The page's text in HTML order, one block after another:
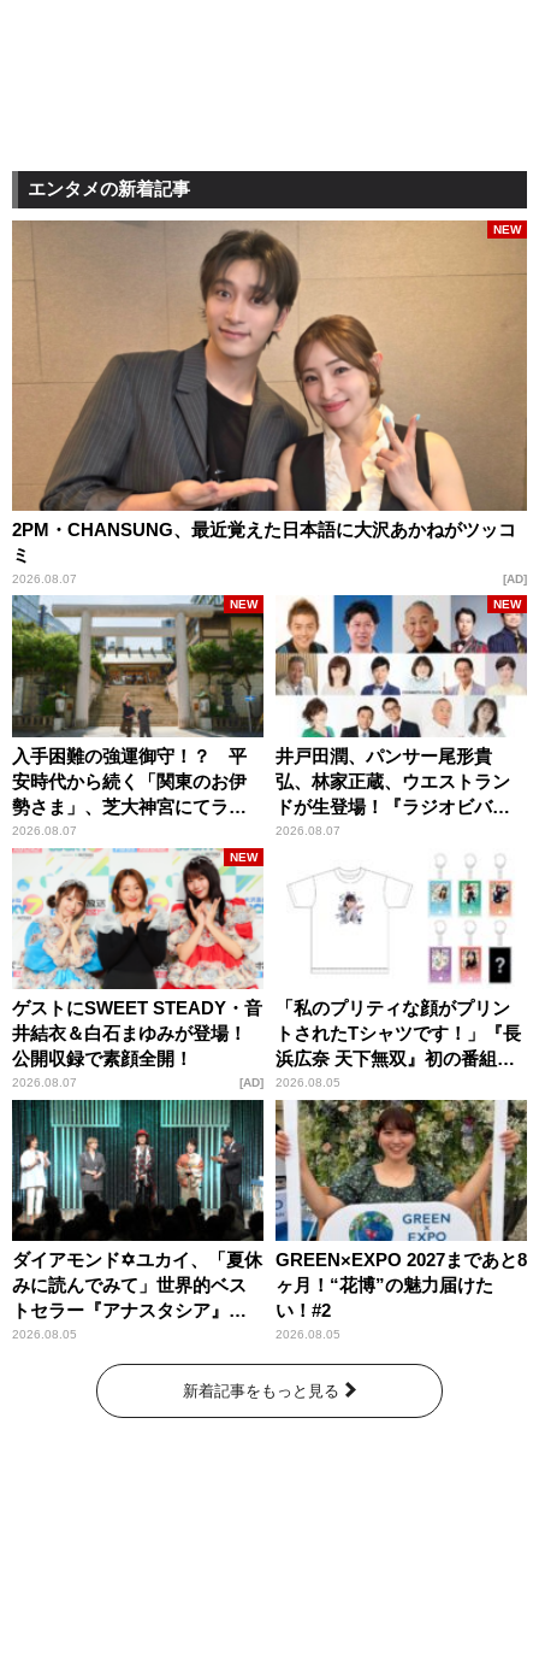
エンタメの新着記事
2PM・CHANSUNG、最近覚えた日本語に大沢あかねがツッコ
ミ
2026.08.07
NEW
AD
入手困難の強運御守！？ 平
安時代から続く「関東のお伊
勢さま」、芝大神宮にてラン
パンプスが合格祈願！
2026.08.07
NEW
井戸田潤、パンサー尾形貴
弘、林家正蔵、ウエストラン
ドが生登場！『ラジオビバリ
ー昼ズ』
2026.08.07
NEW
ゲストにSWEET STEADY・音
井結衣＆白石まゆみが登場！
公開収録で素顔全開！
2026.08.07
NEW
AD
「私のプリティな顔がプリン
トされたTシャツです！」『長
浜広奈 天下無双』初の番組グ
ッズ発売
2026.08.05
ダイアモンド✡ユカイ、「夏休
みに読んでみて」世界的ベス
トセラー『アナスタシア』を
紹介
2026.08.05
GREEN×EXPO 2027まであと8
ヶ月！“花博”の魅力届けた
い！#2
2026.08.05
新着記事をもっと見る